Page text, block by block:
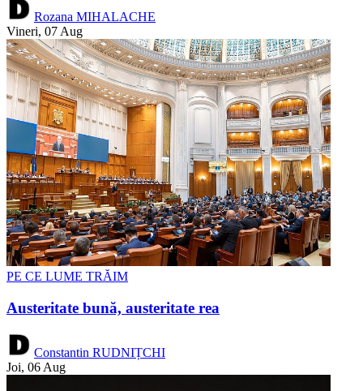
Rozana MIHALACHE
Vineri, 07 Aug
PE CE LUME TRĂIM
Austeritate bună, austeritate rea
Constantin RUDNIȚCHI
Joi, 06 Aug